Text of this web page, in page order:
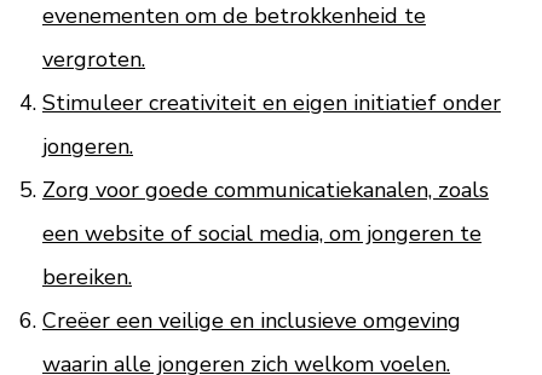
evenementen om de betrokkenheid te
vergroten.
Stimuleer creativiteit en eigen initiatief onder
jongeren.
Zorg voor goede communicatiekanalen, zoals
een website of social media, om jongeren te
bereiken.
Creëer een veilige en inclusieve omgeving
waarin alle jongeren zich welkom voelen.